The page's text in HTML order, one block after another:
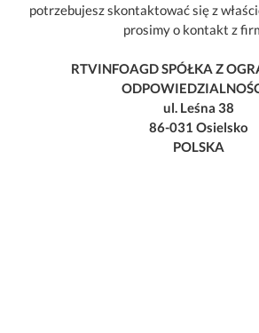
potrzebujesz skontaktować się z
prosimy o kontakt z
RTVINFOAGD SPÓŁKA Z
ul. Leśna 38
86-031 Osielsko
POLSKA